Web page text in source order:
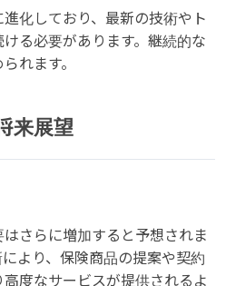
化しており、最新の技術やト
る必要があります。継続的な
れます。
来展望
さらに増加すると予想されま
より、保険商品の提案や契約
度なサービスが提供されるよ